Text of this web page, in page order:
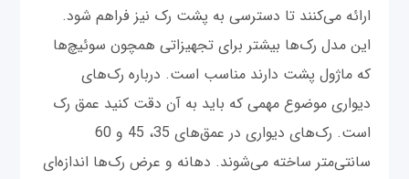
ارائه می‌کنند تا دسترسی به پشت رک نیز فراهم شود.
این مدل رک‌ها بیشتر برای تجهیزاتی همچون سوئیچ‌ها
که ماژول پشت دارند مناسب است. درباره رک‌های
دیواری موضوع مهمی که باید به آن دقت کنید عمق رک
است. رک‌های دیواری در عمق‌های 35، 45 و 60
سانتی‌متر ساخته می‌شوند. دهانه و عرض رک‌ها اندازه‌ای